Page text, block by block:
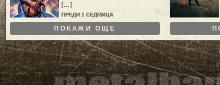
[…]
ПРЕДИ 1 СЕДМИЦА
ПОКАЖИ ОЩЕ